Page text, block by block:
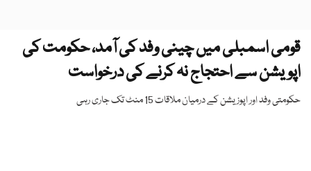
قومی اسمبلی میں چینی وفد کی آمد، حکومت کی
اپویشن سے احتجاج نہ کرنے کی درخواست
حکومتی وفد اور اپوزیشن کے درمیان ملاقات 15 منٹ تک جاری رہی